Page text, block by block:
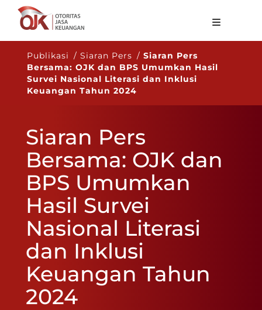
Tentang OJK
Fungsi Utama
Publikasi
Statistik
Layanan
Karir
Publikasi / Siaran Pers /Siaran Pers
Bersama: OJK dan BPS Umumkan Hasil
Survei Nasional Literasi dan Inklusi
Keuangan Tahun 2024
Siaran Pers
Bersama: OJK dan
BPS Umumkan
Hasil Survei
Nasional Literasi
dan Inklusi
Keuangan Tahun
2024